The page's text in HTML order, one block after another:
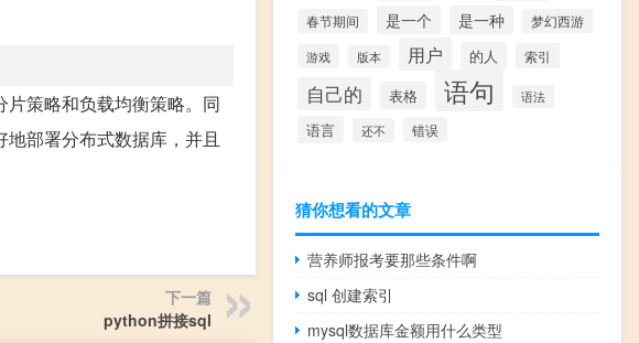
策略和负载均衡策略。同
部署分布式数据库，并且
下一篇
python拼接sql
春节期间 是一个 是一种
梦幻西游
游戏
版本 用户 的人 索引
自己的 表格 语句 语法
语言 还不 错误
猜你想看的文章
营养师报考要那些条件啊
sql 创建索引
mysql数据库金额用什么类型